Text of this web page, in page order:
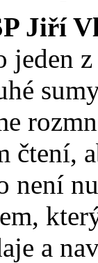
Jiří
jeden
čtení,
není
a